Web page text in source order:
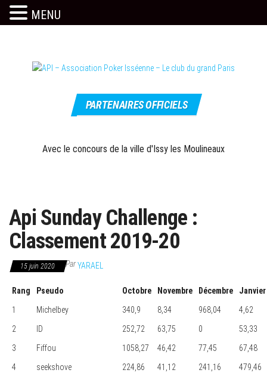
API –
Association
Isséenne –
officiel
PARTENAIRES OFFICIELS
Avec le concours de la ville d'Issy les Moulineaux
Api Sunday Challenge :
Classement 2019-20
15 juin 2020 ParYARAEL
Rang Pseudo Octobre Novembre Décembre
Janvier
1
Michelbey 340,9 8,34 968,04
4,62
2
ID 252,72 63,75 0
53,33
3
Fiffou 1058,27 46,42 77,45
67,48
4
seekshove 224,86 41,12 241,16
479,46
MENU